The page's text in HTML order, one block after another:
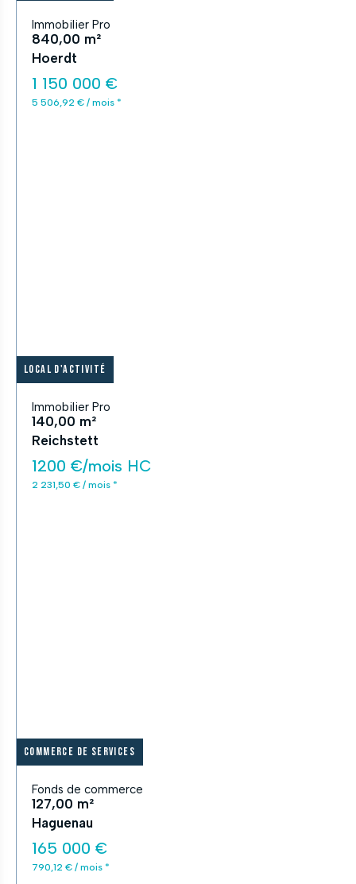
Immobilier Pro
840,00 m²
Hoerdt
1 150 000 €
5 506,92 € / mois *
Local d'activité
Immobilier Pro
140,00 m²
Reichstett
1200 €/mois HC
2 231,50 € / mois *
Commerce de services
Fonds de commerce
127,00 m²
Haguenau
165 000 €
790,12 € / mois *